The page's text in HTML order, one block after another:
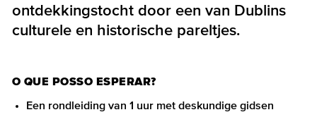
ontdekkingstocht door een van Dublins
culturele en historische pareltjes.
O QUE POSSO ESPERAR?
Een rondleiding van 1 uur met deskundige gidsen